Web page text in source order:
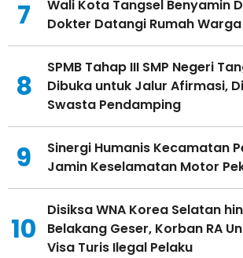
7
Wali Kota Tangsel Benyamin
Dokter Datangi Rumah Warga
8
SPMB Tahap III SMP Negeri
Dibuka untuk Jalur Afirmasi,
Swasta Pendamping
9
Sinergi Humanis Kecamatan
Jamin Keselamatan Motor
10
Disiksa WNA Korea Selatan
Belakang Geser, Korban RA
Visa Turis Ilegal Pelaku